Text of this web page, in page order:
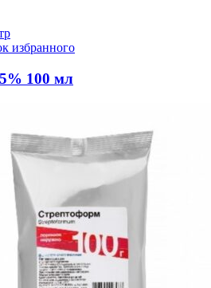
избранного
100 мл